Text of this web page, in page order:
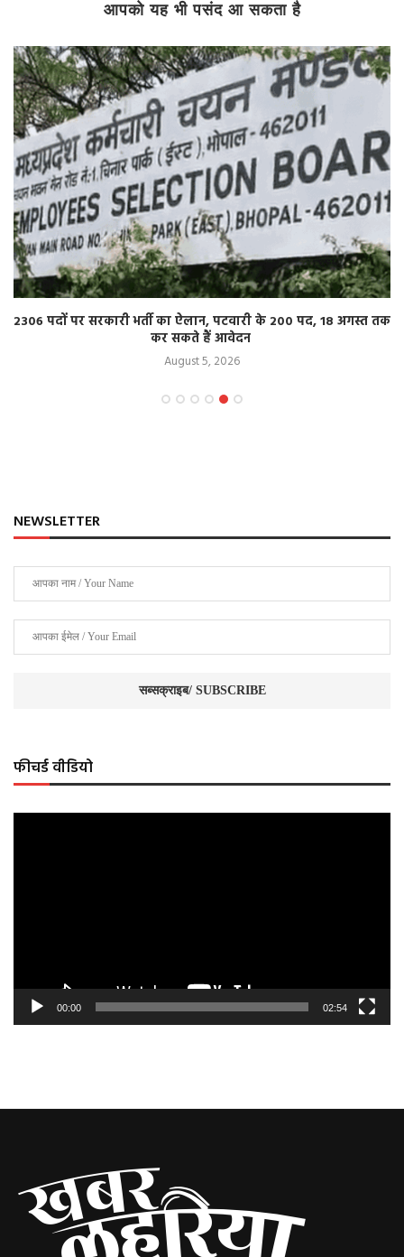
आपको यह भी पसंद आ सकता है
2306 पदों पर सरकारी भर्ती का ऐलान, पटवारी के 200 पद, 18 अगस्त तक
कर सकते हैं आवेदन
August 5, 2026
NEWSLETTER
फीचर्ड वीडियो
00:00 02:54